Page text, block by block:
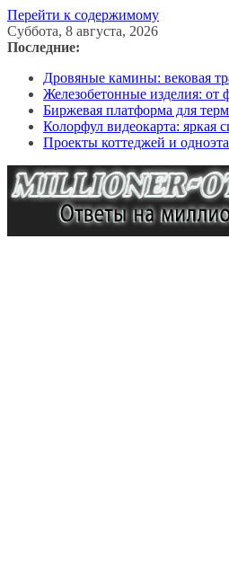
Перейти к содержимому
Суббота, 8 августа, 2026
Последние:
Дровяные камины: вековая
Железобетонные изделия: от
Биржевая платформа для
Колорфул видеокарта: яркая
Проекты коттеджей и